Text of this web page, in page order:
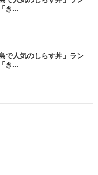
き...
で人気のしらす丼」ラン
き...